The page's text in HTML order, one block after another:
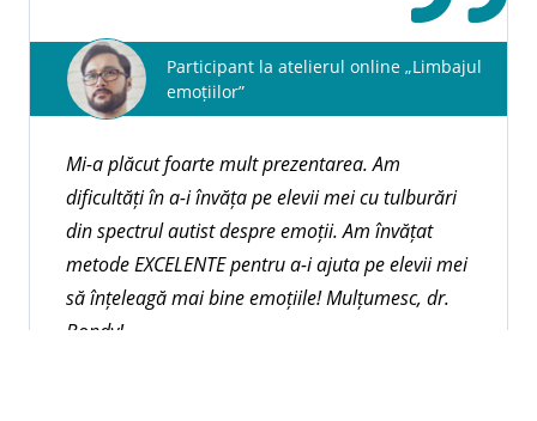
Pyramid Educational Consultants este un furnizor
autorizat pentru organizații recunoscute la nivel
național și internațional care oferă unități/credite
pentru educație continuă (CEU).
Explorați cursurile
Participant la atelierul online „Limbajul
emoțiilor”
Mi-a plăcut foarte mult prezentarea. Am
dificultăți în a-i învăța pe elevii mei cu tulburări
din spectrul autist despre emoții. Am învățat
metode EXCELENTE pentru a-i ajuta pe elevii mei
să înțeleagă mai bine emoțiile! Mulțumesc, dr.
Bondy!